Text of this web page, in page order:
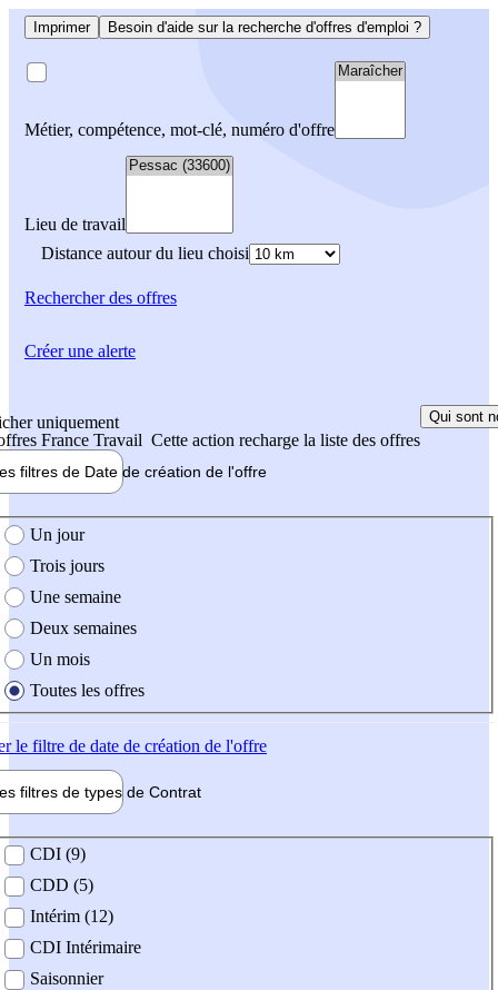
Imprimer Besoin d'aide sur la recherche d'offres d'emploi ?
Métier, compétence, mot-clé, numéro d'offre
Lieu de travail
Distance autour du lieu choisi
Rechercherdes offres
uniquement
France Travail Cette action recharge la liste des offres
Qui sont
filtres de Date de création de l'offre
création de l'offre
Un jour
Trois jours
Une semaine
Deux semaines
Un mois
Toutes les offres
le filtre de date de création de l'offre
filtres de types de Contrat
contrat
CDI (9)
CDD (5)
Intérim (12)
CDI Intérimaire
Saisonnier
Créer une alerte